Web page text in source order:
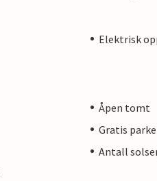
Elektrisk
Åpen tomt
Gratis
Antall